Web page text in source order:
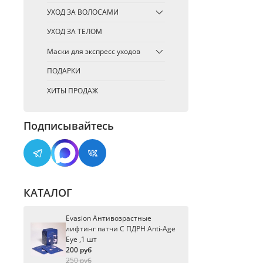
УХОД ЗА ВОЛОСАМИ
УХОД ЗА ТЕЛОМ
Маски для экспресс уходов
ПОДАРКИ
ХИТЫ ПРОДАЖ
Подписывайтесь
КАТАЛОГ
Evasion Антивозрастные
лифтинг патчи С ПДРН Anti-Age
Eye ,1 шт
200 руб
250 руб